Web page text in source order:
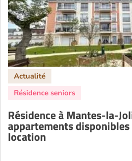
Résidence à Mantes-la-
appartements
location